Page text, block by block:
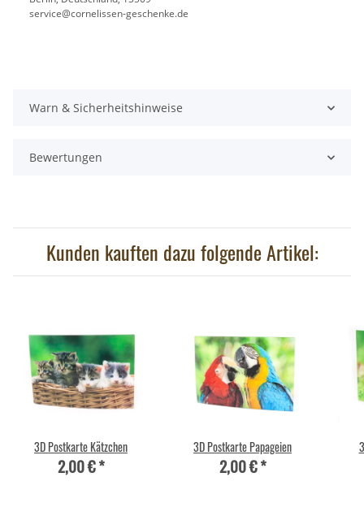
service@cornelissen-geschenke.de
Warn & Sicherheitshinweise
Bewertungen
Kunden kauften dazu folgende Artikel:
3D Postkarte Kätzchen
2,00 €*
3D Postkarte Papageien
2,00 €*